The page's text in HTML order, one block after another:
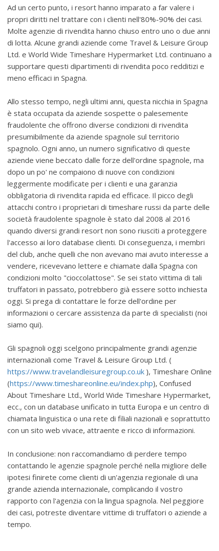
Ad un certo punto, i resort hanno imparato a far valere i
propri diritti nel trattare con i clienti nell'80%-90% dei casi.
Molte agenzie di rivendita hanno chiuso entro uno o due anni
di lotta. Alcune grandi aziende come Travel & Leisure Group
Ltd. e World Wide Timeshare Hypermarket Ltd. continuano a
supportare questi dipartimenti di rivendita poco redditizi e
meno efficaci in Spagna.
Allo stesso tempo, negli ultimi anni, questa nicchia in Spagna
è stata occupata da aziende sospette o palesemente
fraudolente che offrono diverse condizioni di rivendita
presumibilmente da aziende spagnole sul territorio
spagnolo. Ogni anno, un numero significativo di queste
aziende viene beccato dalle forze dell'ordine spagnole, ma
dopo un po' ne compaiono di nuove con condizioni
leggermente modificate per i clienti e una garanzia
obbligatoria di rivendita rapida ed efficace. Il picco degli
attacchi contro i proprietari di timeshare russi da parte delle
società fraudolente spagnole è stato dal 2008 al 2016
quando diversi grandi resort non sono riusciti a proteggere
l'accesso ai loro database clienti. Di conseguenza, i membri
del club, anche quelli che non avevano mai avuto interesse a
vendere, ricevevano lettere e chiamate dalla Spagna con
condizioni molto "cioccolattose". Se sei stato vittima di tali
truffatori in passato, potrebbero già essere sotto inchiesta
oggi. Si prega di contattare le forze dell'ordine per
informazioni o cercare assistenza da parte di specialisti (noi
siamo qui).
Gli spagnoli oggi scelgono principalmente grandi agenzie
internazionali come Travel & Leisure Group Ltd. (
https://www.travelandleisuregroup.co.uk ), Timeshare Online
(https://www.timeshareonline.eu/index.php), Confused
About Timeshare Ltd., World Wide Timeshare Hypermarket,
ecc., con un database unificato in tutta Europa e un centro di
chiamata linguistica o una rete di filiali nazionali e soprattutto
con un sito web vivace, attraente e ricco di informazioni.
In conclusione: non raccomandiamo di perdere tempo
contattando le agenzie spagnole perché nella migliore delle
ipotesi finirete come clienti di un'agenzia regionale di una
grande azienda internazionale, complicando il vostro
rapporto con l'agenzia con la lingua spagnola. Nel peggiore
dei casi, potreste diventare vittime di truffatori o aziende a
tempo.